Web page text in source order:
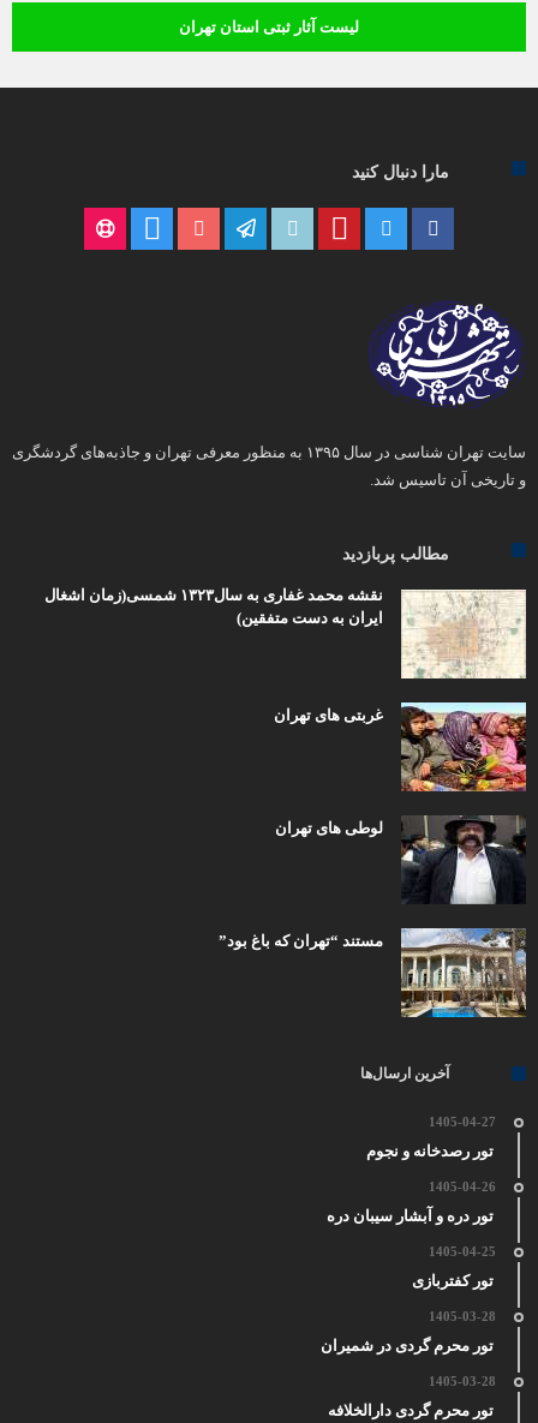
لیست آثار ثبتی استان تهران
مارا دنبال کنید
سایت تهران شناسی در سال ۱۳۹۵ به منظور معرفی تهران و جاذبه‌های گردشگری
و تاریخی آن تاسیس شد.
مطالب پربازدید
نقشه محمد غفاری به سال۱۳۲۳ شمسی(زمان اشغال
ایران به دست متفقین)
غربتی های تهران
لوطی های تهران
مستند “تهران که باغ بود”
آخرین ارسال‌ها
1405-04-27
تور رصدخانه و نجوم
1405-04-26
تور دره و آبشار سیبان دره
1405-04-25
تور کفتربازی
1405-03-28
تور محرم گردی در شمیران
1405-03-28
تور محرم گردی دارالخلافه